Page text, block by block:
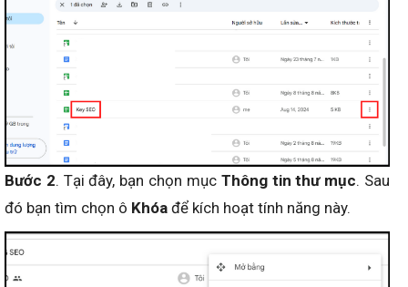
Bước 2. Tại đây, bạn chọn mục Thông tin thư mục. Sau
đó bạn tìm chọn ô Khóa để kích hoạt tính năng này.